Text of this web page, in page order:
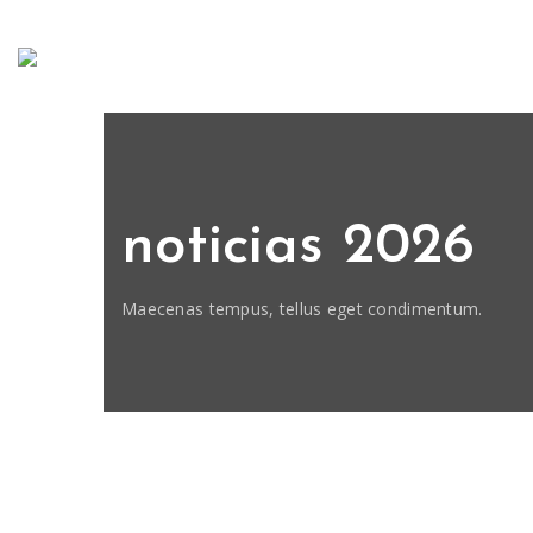
noticias 2026
Maecenas tempus, tellus eget condimentum.